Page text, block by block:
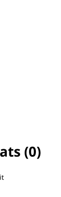
(0)